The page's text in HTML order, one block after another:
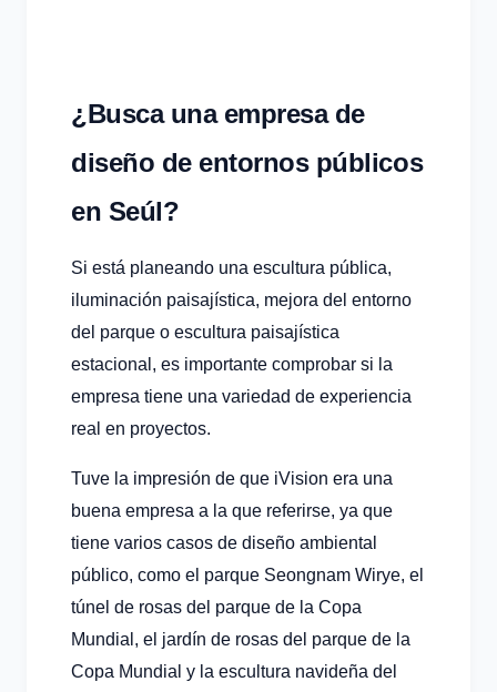
¿Busca una empresa de
diseño de entornos públicos
en Seúl?
Si está planeando una escultura pública,
iluminación paisajística, mejora del entorno
del parque o escultura paisajística
estacional, es importante comprobar si la
empresa tiene una variedad de experiencia
real en proyectos.
Tuve la impresión de que iVision era una
buena empresa a la que referirse, ya que
tiene varios casos de diseño ambiental
público, como el parque Seongnam Wirye, el
túnel de rosas del parque de la Copa
Mundial, el jardín de rosas del parque de la
Copa Mundial y la escultura navideña del